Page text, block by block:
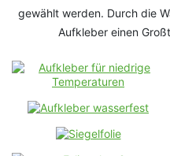
gewählt werden. Durch die
Aufkleber einen